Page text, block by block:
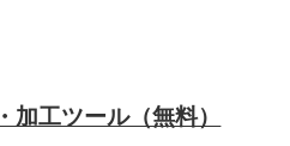
加工ツール（無料）